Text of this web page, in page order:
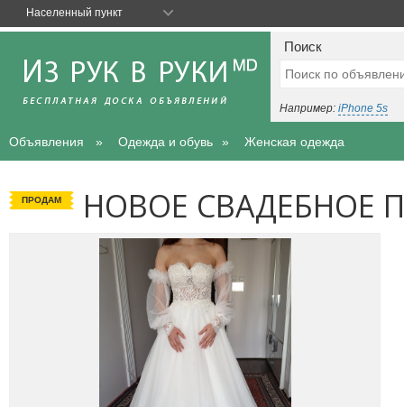
Поиск
Например: iPhone 5s
Объявления Одежда и обувь Женская одежда
ПРОДАМ НОВОЕ СВАДЕБНОЕ
Населенный пункт